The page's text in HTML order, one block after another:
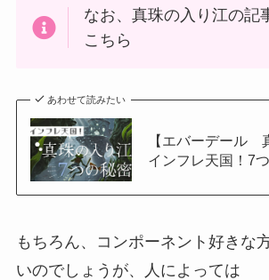
なお、真珠の入り江の記
こちら
あわせて読みたい
【エバーデール
インフレ天国！7
もちろん、コンポーネント好きな
いのでしょうが、人によっては